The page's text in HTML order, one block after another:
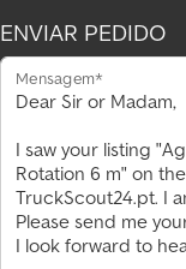
ENVIAR PEDIDO
Mensagem*